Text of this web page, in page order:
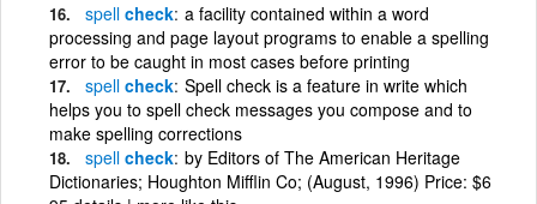
spell check a facility contained within a word
processing and page layout programs to enable a spelling
error to be caught in most cases before printing
spell check Spell check is a feature in write which
helps you to spell check messages you compose and to
make spelling corrections
spell check by Editors of The American Heritage
Dictionaries; Houghton Mifflin Co; (August, 1996) Price: $6